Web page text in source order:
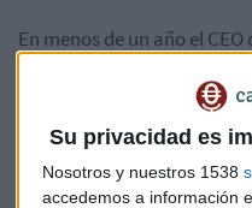
Su privacidad es
Nosotros y nuestros 1538
accedemos a información
En menos de un año el
Bloomberg. La semana
CEO de Facebook, Mark
ha desplazado a nada
fundador de Microsoft,